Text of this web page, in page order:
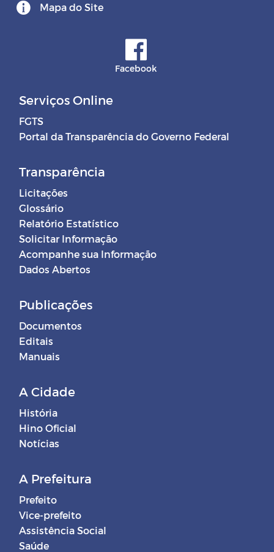
Mapa do Site
Facebook
Serviços Online
FGTS
Portal da Transparência do Governo Federal
Transparência
Licitações
Glossário
Relatório Estatístico
Solicitar Informação
Acompanhe sua Informação
Dados Abertos
Publicações
Documentos
Editais
Manuais
A Cidade
História
Hino Oficial
Notícias
A Prefeitura
Prefeito
Vice-prefeito
Assistência Social
Saúde